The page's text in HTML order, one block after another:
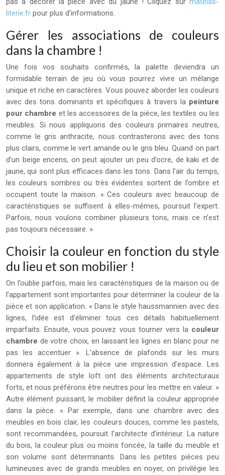
literie.fr pour plus d’informations.
Gérer les associations de couleurs
dans la chambre !
Une fois vos souhaits confirmés, la palette deviendra un
formidable terrain de jeu où vous pourrez vivre un mélange
unique et riche en caractères. Vous pouvez aborder les couleurs
avec des tons dominants et spécifiques à travers la peinture
pour chambre et les accessoires de la pièce, les textiles ou les
meubles. Si nous appliquons des couleurs primaires neutres,
comme le gris anthracite, nous contrasterons avec des tons
plus clairs, comme le vert amande ou le gris bleu. Quand on part
d’un beige encens, on peut ajouter un peu d’ocre, de kaki et de
jaune, qui sont plus efficaces dans les tons. Dans l’air du temps,
les couleurs sombres ou très évidentes sortent de l’ombre et
occupent toute la maison. « Ces couleurs avec beaucoup de
caractéristiques se suffisent à elles-mêmes, poursuit l’expert.
Parfois, nous voulons combiner plusieurs tons, mais ce n’est
pas toujours nécessaire. »
Choisir la couleur en fonction du style
du lieu et son mobilier !
On l’oublie parfois, mais les caractéristiques de la maison ou de
l’appartement sont importantes pour déterminer la couleur de la
pièce et son application. « Dans le style haussmannien avec des
lignes, l’idée est d’éliminer tous ces détails habituellement
imparfaits. Ensuite, vous pouvez vous tourner vers la couleur
chambre de votre choix, en laissant les lignes en blanc pour ne
pas les accentuer ». L’absence de plafonds sur les murs
donnera également à la pièce une impression d’espace. Les
appartements de style loft ont des éléments architecturaux
forts, et nous préférons être neutres pour les mettre en valeur. »
Autre élément puissant, le mobilier définit la couleur appropriée
dans la pièce. « Par exemple, dans une chambre avec des
meubles en bois clair, les couleurs douces, comme les pastels,
sont recommandées, poursuit l’architecte d’intérieur. La nature
du bois, la couleur plus ou moins foncée, la taille du meuble et
son volume sont déterminants. Dans les petites pièces peu
lumineuses avec de grands meubles en noyer, on privilégie les